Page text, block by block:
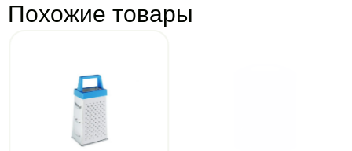
Похожие товары